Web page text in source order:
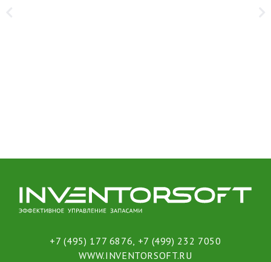
+7 (495) 177 6876 +7 (499) 232 7050
WWW.INVENTORSOFT.RU